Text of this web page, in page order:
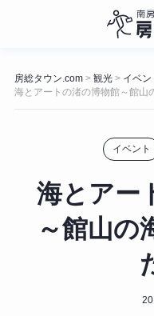
ン
テ
房総タウン.com> 観光> イベン
海とアートの渚の博物館～館山
イベント
海とアー
～館山の